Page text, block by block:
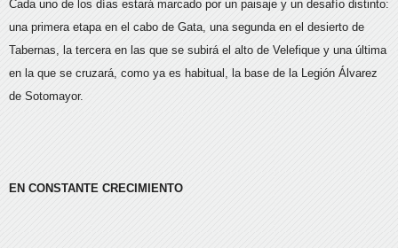
Cada uno de los días estará marcado por un paisaje y un desafío distinto:
una primera etapa en el cabo de Gata, una segunda en el desierto de
Tabernas, la tercera en las que se subirá el alto de Velefique y una última
en la que se cruzará, como ya es habitual, la base de la Legión Álvarez
de Sotomayor.
EN CONSTANTE CRECIMIENTO